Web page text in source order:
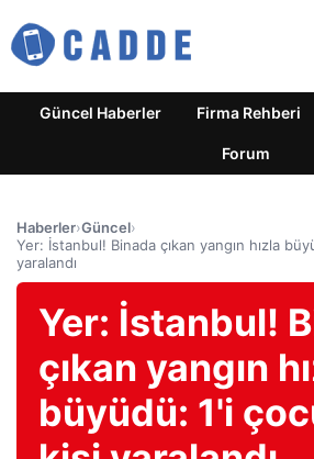
Güncel Haberler Firma Rehberi
Forum
Haberler›Güncel›
Yer: İstanbul! Binada çıkan yangın hızla
yaralandı
Yer: İstanbul!
çıkan yangın
büyüdü: 1'i